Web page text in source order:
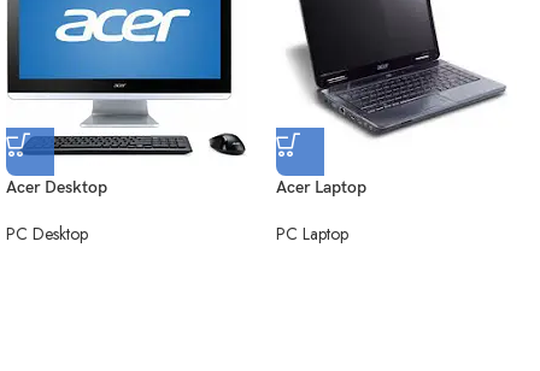
Acer Desktop
PC Desktop
Acer Laptop
PC Laptop